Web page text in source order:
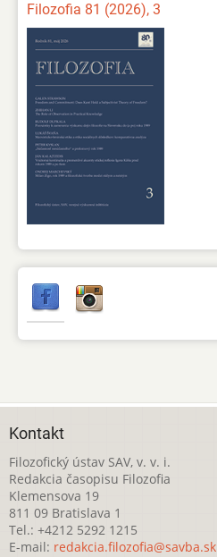
Filozofia 81 (2026), 3
Kontakt
Filozofický ústav SAV, v. v. i.
Redakcia časopisu Filozofia
Klemensova 19
811 09 Bratislava 1
Tel.: +4212 5292 1215
E-mail: redakcia.filozofia@savba.sk